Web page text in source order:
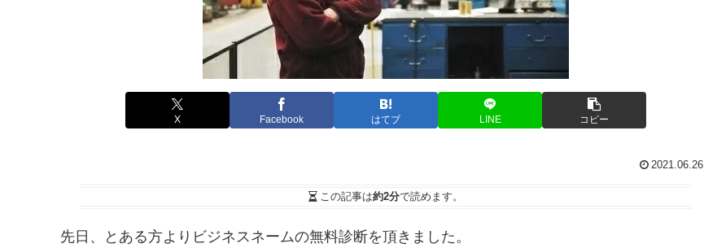
X Facebook はてブ LINE コピー
2021.06.26
この記事は約2分で読めます。
先日、とある方よりビジネスネームの無料診断を頂きました。